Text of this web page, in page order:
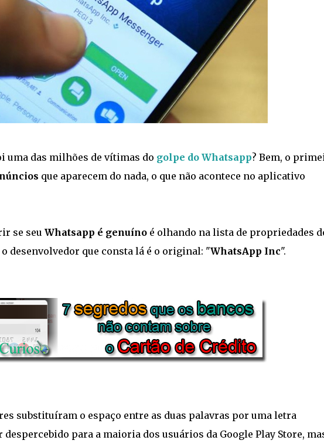
uma das milhões de vítimas do golpe do Whatsapp? Bem, o
que aparecem do nada, o que não acontece no aplicativo
se seu Whatsapp é genuínoé olhando na lista de propriedades
desenvolvedor que consta lá é o original: "WhatsApp Inc".
substituíram o espaço entre as duas palavras por uma letra
despercebido para a maioria dos usuários da Google Play Store,